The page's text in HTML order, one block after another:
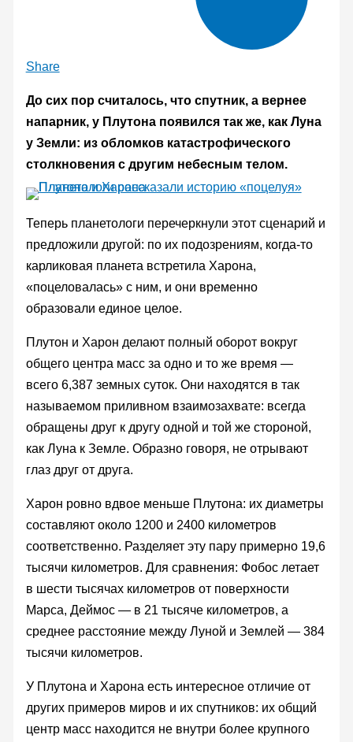
Share
До сих пор считалось, что спутник, а вернее
напарник, у Плутона появился так же, как Луна
у Земли: из обломков катастрофического
столкновения с другим небесным телом.
Теперь планетологи перечеркнули этот сценарий и
предложили другой: по их подозрениям, когда-то
карликовая планета встретила Харона,
«поцеловалась» с ним, и они временно
образовали единое целое.
Плутон и Харон делают полный оборот вокруг
общего центра масс за одно и то же время —
всего 6,387 земных суток. Они находятся в так
называемом приливном взаимозахвате: всегда
обращены друг к другу одной и той же стороной,
как Луна к Земле. Образно говоря, не отрывают
глаз друг от друга.
Харон ровно вдвое меньше Плутона: их диаметры
составляют около 1200 и 2400 километров
соответственно. Разделяет эту пару примерно 19,6
тысячи километров. Для сравнения: Фобос летает
в шести тысячах километров от поверхности
Марса, Деймос — в 21 тысяче километров, а
среднее расстояние между Луной и Землей — 384
тысячи километров.
У Плутона и Харона есть интересное отличие от
других примеров миров и их спутников: их общий
центр масс находится не внутри более крупного